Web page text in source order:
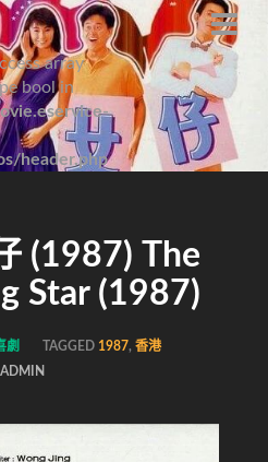
array
bool in
header.php
(1987) The
Star (1987)
劇 TAGGED 1987,香港
ADMIN